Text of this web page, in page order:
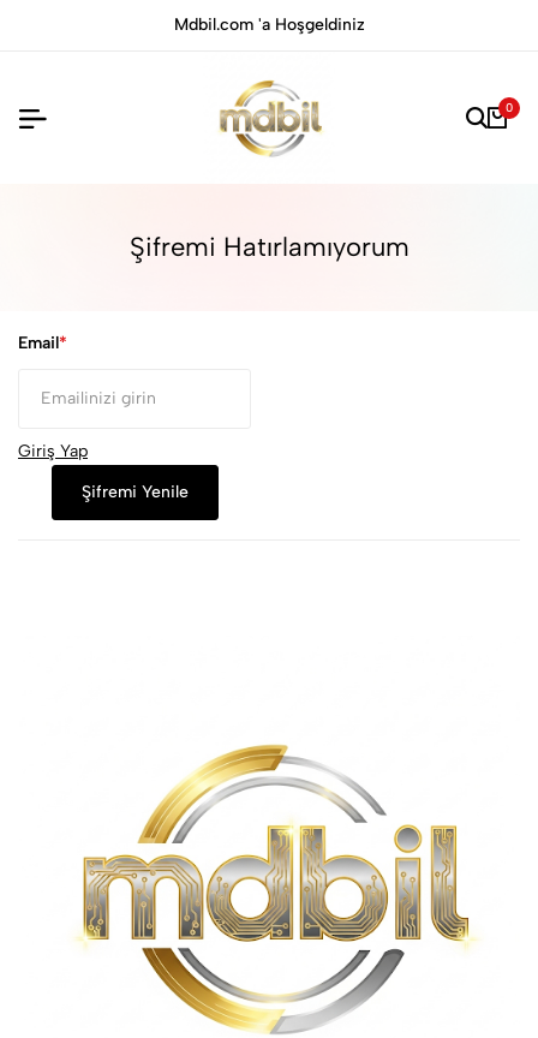
Mdbil.com 'a Hoşgeldiniz
0
Şifremi Hatırlamıyorum
Email
Giriş Yap
Şifremi Yenile